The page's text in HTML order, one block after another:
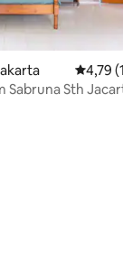
4,79
4,79
Sabruna Sth